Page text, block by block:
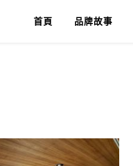
首頁 品牌故事